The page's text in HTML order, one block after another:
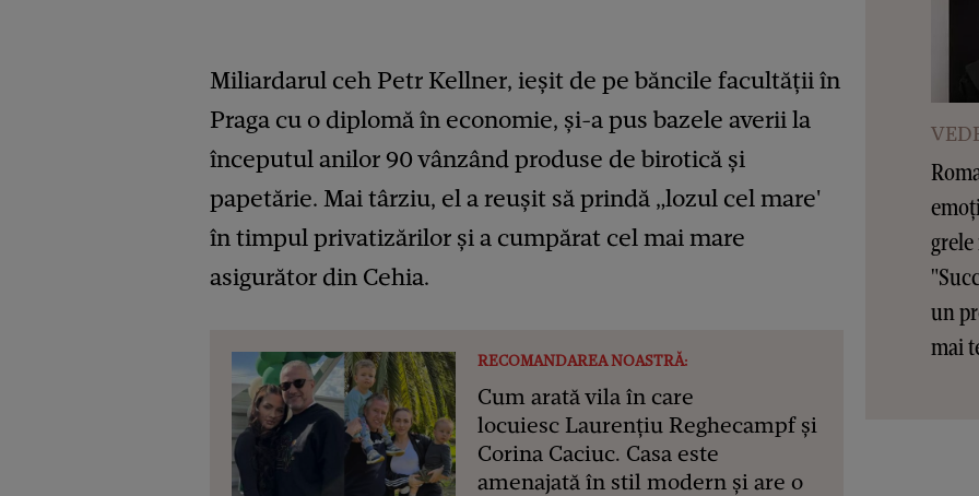
Miliardarul ceh Petr Kellner, ieşit de pe băncile facultăţii în
Praga cu o diplomă în economie, şi-a pus bazele averii la
începutul anilor 90 vânzând produse de birotică şi
papetărie. Mai târziu, el a reuşit să prindă „lozul cel mare'
în timpul privatizărilor şi a cumpărat cel mai mare
asigurător din Cehia.
RECOMANDAREA NOASTRĂ:
Cum arată vila în care
locuiesc Laurențiu Reghecampf și
Corina Caciuc. Casa este
amenajată în stil modern și are o
un
mai